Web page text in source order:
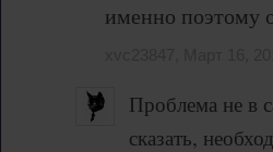
именно поэтому
Проблема не в
сказать,